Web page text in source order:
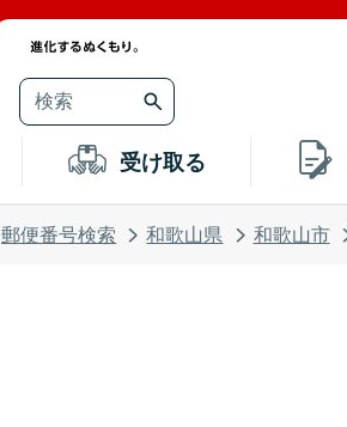
受け取る
郵便番号検索 和歌山県 和歌山市